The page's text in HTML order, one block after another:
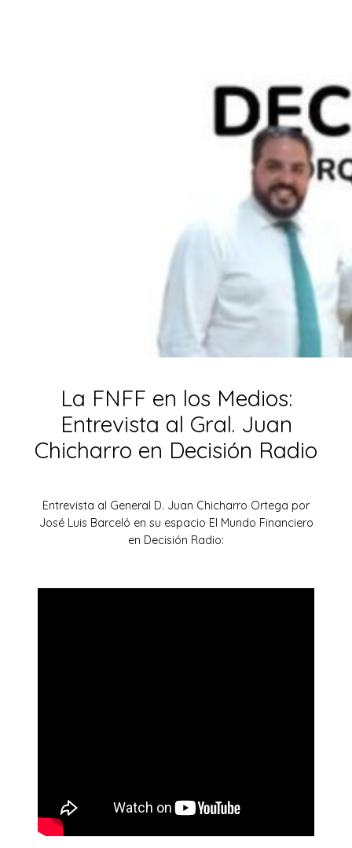
La FNFF en los Medios:
Entrevista al Gral. Juan
Chicharro en Decisión Radio
Entrevista al General D. Juan Chicharro Ortega por
José Luis Barceló en su espacio El Mundo Financiero
en Decisión Radio: